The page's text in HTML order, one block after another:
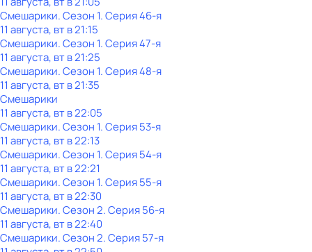
Смешарики. Сезон 1. Серия 46-я
11 августа, вт в 21:15
Смешарики. Сезон 1. Серия 47-я
11 августа, вт в 21:25
Смешарики. Сезон 1. Серия 48-я
11 августа, вт в 21:35
Смешарики
11 августа, вт в 22:05
Смешарики. Сезон 1. Серия 53-я
11 августа, вт в 22:13
Смешарики. Сезон 1. Серия 54-я
11 августа, вт в 22:21
Смешарики. Сезон 1. Серия 55-я
11 августа, вт в 22:30
Смешарики. Сезон 2. Серия 56-я
11 августа, вт в 22:40
Смешарики. Сезон 2. Серия 57-я